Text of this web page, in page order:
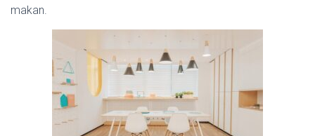
makan.